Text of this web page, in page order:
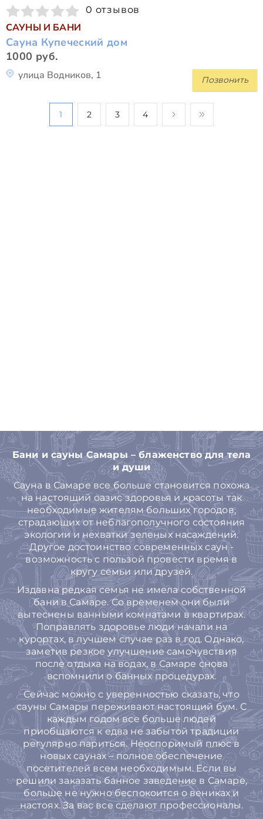
0 отзывов
САУНЫ И БАНИ
Сауна Купеческий дом
1000 руб.
Позвонить
улица Водников, 1
1 2 3 4
Бани и сауны Самары – блаженство для тела
и души
Сауна в Самаре все больше становится похожа
на настоящий оазис здоровья и красоты так
необходимые жителям больших городов,
страдающих от неблагополучного состояния
экологии и нехватки зеленых насаждений.
Другое достоинство современных саун -
возможность с пользой провести время в
кругу семьи или друзей.
Издавна редкая семья не имела собственной
бани в Самаре. Со временем они были
вытеснены ванными комнатами в квартирах.
Поправлять здоровье люди начали на
курортах, в лучшем случае раз в год. Однако,
заметив резкое улучшение самочувствия
после отдыха на водах, в Самаре снова
вспомнили о банных процедурах.
Сейчас можно с уверенностью сказать, что
сауны Самары переживают настоящий бум. С
каждым годом все больше людей
приобщаются к едва не забытой традиции
регулярно париться. Неоспоримый плюс в
новых саунах – полное обеспечение
посетителей всем необходимым. Если вы
решили заказать банное заведение в Самаре,
больше не нужно беспокоится о вениках и
настоях. За вас все сделают профессионалы.